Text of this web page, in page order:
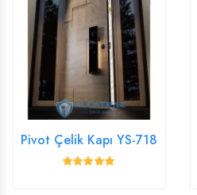
Pivot Çelik Kapı YS-718